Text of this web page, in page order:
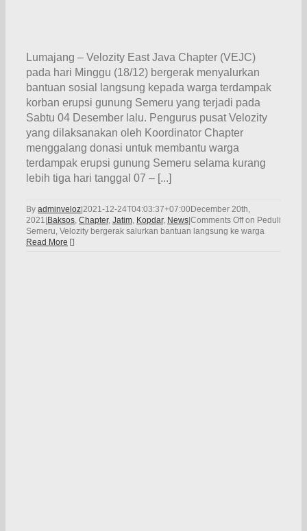
Lumajang – Velozity East Java Chapter (VEJC)
pada hari Minggu (18/12) bergerak menyalurkan
bantuan sosial langsung kepada warga terdampak
korban erupsi gunung Semeru yang terjadi pada
Sabtu 04 Desember lalu. Pengurus pusat Velozity
yang dilaksanakan oleh Koordinator Chapter
menggalang donasi untuk membantu warga
terdampak erupsi gunung Semeru selama kurang
lebih tiga hari tanggal 07 – [...]
By adminveloz 2021-12-24T04:03:37+07:00 December 20th,
2021 Baksos, Chapter, Jatim, Kopdar, News Comments Offon Peduli
Semeru, Velozity bergerak salurkan bantuan langsung ke warga
Read More